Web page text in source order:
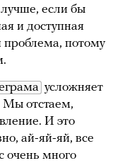
если бы
и доступная
проблема, потому
усложняет
Мы отстаем,
И это
ай-яй-яй, все
очень много